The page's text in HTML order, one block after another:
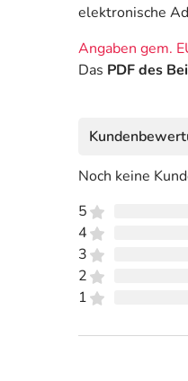
elektronische
Angaben gem.
Das PDF des
Noch keine
5
4
3
2
1